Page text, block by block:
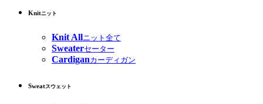
Knitニット
Knit Allニット全て
Sweaterセーター
Cardiganカーディガン
Sweatスウェット